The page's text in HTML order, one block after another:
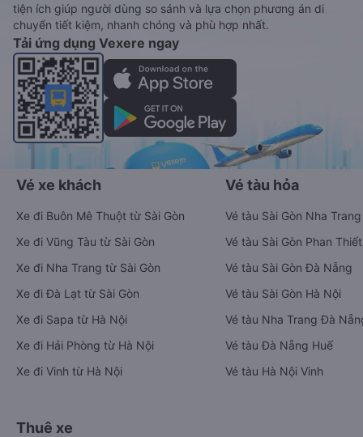
tiện ích giúp người dùng so sánh và lựa chọn phương án di
chuyển tiết kiệm, nhanh chóng và phù hợp nhất.
Tải ứng dụng Vexere ngay
Vé xe khách
Xe đi Buôn Mê Thuột từ Sài Gòn
Xe đi Vũng Tàu từ Sài Gòn
Xe đi Nha Trang từ Sài Gòn
Xe đi Đà Lạt từ Sài Gòn
Xe đi Sapa từ Hà Nội
Xe đi Hải Phòng từ Hà Nội
Xe đi Vinh từ Hà Nội
Vé tàu hỏa
Vé tàu Sài Gòn Nha Trang
Vé tàu Sài Gòn Phan Thiết
Vé tàu Sài Gòn Đà Nẵng
Vé tàu Sài Gòn Hà Nội
Vé tàu Nha Trang Đà
Vé tàu Đà Nẵng Huế
Vé tàu Hà Nội Vinh
Thuê xe